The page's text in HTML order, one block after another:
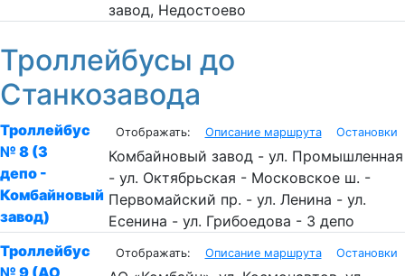
завод, Недостоево
Троллейбусы до
Станкозавода
Троллейбус
№ 8 (3
депо -
Комбайновый
завод)
Описание маршрута Остановки
Комбайновый завод - ул. Промышленная
- ул. Октябрьская - Московское ш. -
Первомайский пр. - ул. Ленина - ул.
Есенина - ул. Грибоедова - 3 депо
Троллейбус
№ 9 (АО
Описание маршрута Остановки